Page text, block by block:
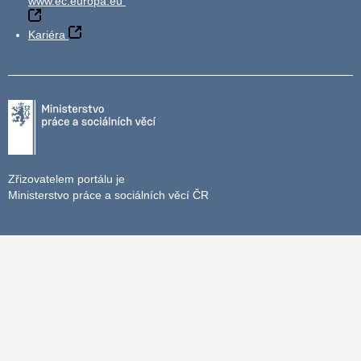
Kariéra
Zřizovatelem portálu je
Ministerstvo práce a sociálních věcí ČR